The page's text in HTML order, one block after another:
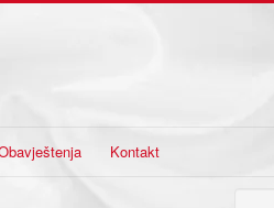
Kontakt